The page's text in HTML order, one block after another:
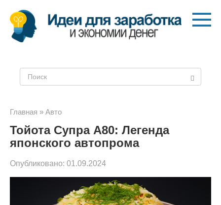
Перейти
контенту
Главная » Авто
Тойота Супра A80: Легенда
японского автопрома
Опубликовано: 01.09.2024